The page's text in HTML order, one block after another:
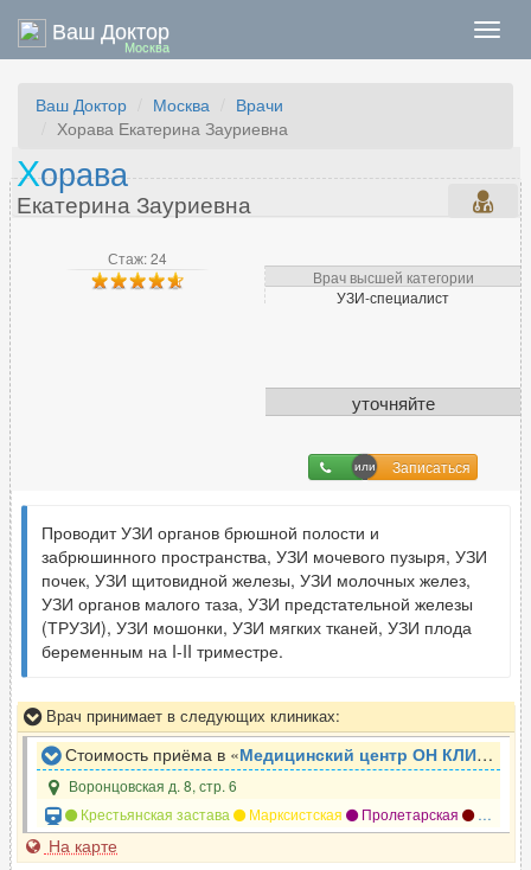
Ваш Доктор
Москва
Ваш Доктор Москва
Врачи
Хорава Екатерина Зауриевна
Стаж: 24
Врач высшей категории
УЗИ-специалист
уточняйте
Записаться
Хорава
Екатерина Зауриевна
Проводит УЗИ органов брюшной полости и
забрюшинного пространства, УЗИ мочевого пузыря, УЗИ
почек, УЗИ щитовидной железы, УЗИ молочных желез,
УЗИ органов малого таза, УЗИ предстательной железы
(ТРУЗИ), УЗИ мошонки, УЗИ мягких тканей, УЗИ плода
беременным на I-II триместре.
Врач принимает в следующих клиниках:
Стоимость приёма в «Медицинский центр ОН КЛИНИК
Воронцовская д. 8, стр. 6
Крестьянская застава
Марксистская Пролетарская Таганская
На карте